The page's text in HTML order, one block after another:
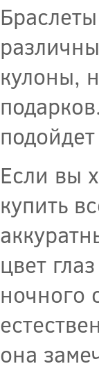
кулоны,
Если вы
купить
цвет
ночного
она